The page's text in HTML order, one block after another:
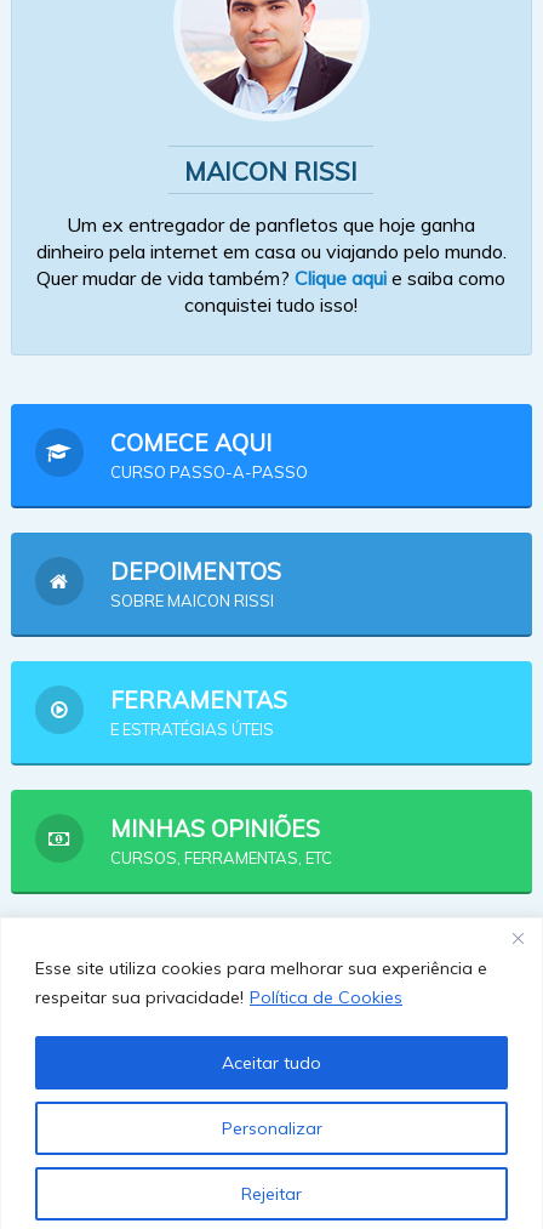
Esse site utiliza cookies para melhorar sua experiência e
respeitar sua privacidade! Política de Cookies
Personalizar
Rejeitar
Aceitar tudo
MAICON RISSI
Um ex entregador de panfletos que hoje ganha
dinheiro pela internet em casa ou viajando pelo mundo.
Quer mudar de vida também?Clique aqui e saiba como
conquistei tudo isso!
COMECE AQUI
CURSO PASSO-A-PASSO
DEPOIMENTOS
SOBRE MAICON RISSI
FERRAMENTAS
E ESTRATÉGIAS ÚTEIS
MINHAS OPINIÕES
CURSOS, FERRAMENTAS, ETC
AFILIADOS
OPÇÕES PRA SE AFILIAR